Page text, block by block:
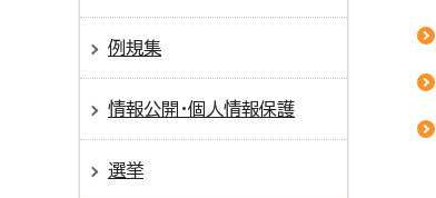
例規集
情報公開・個人情報保護
選挙